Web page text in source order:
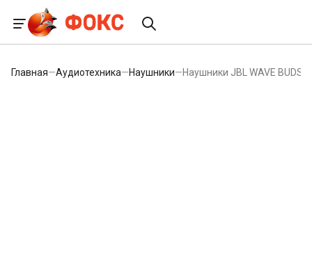
Главная—Аудиотехника—Наушники—Наушники JBL WAVE BUDS